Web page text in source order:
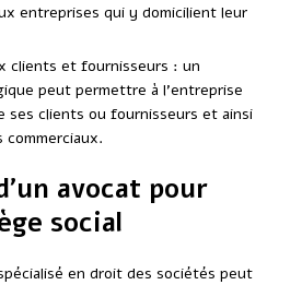
entreprises qui y domicilient leur
clients et fournisseurs : un
peut permettre à l’entreprise
ses clients ou fournisseurs et ainsi
avocat pour
social
en droit des sociétés peut